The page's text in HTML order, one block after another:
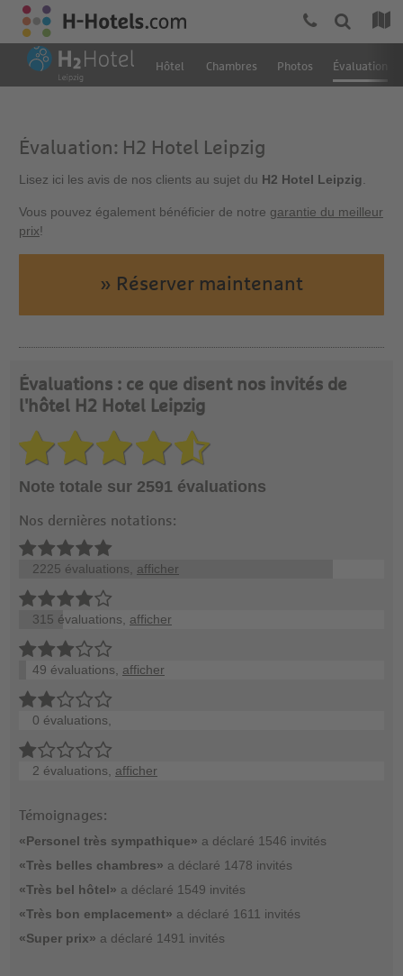
Hôtel Chambres Photos Évaluation
Évaluation: H2 Hotel Leipzig
Lisez ici les avis de nos clients au sujet du H2 Hotel Leipzig
Vous pouvez également bénéficier de notre garantie du meilleur
prix!
» Réserver maintenant
Évaluations : ce que disent nos invités de
l'hôtel H2 Hotel Leipzig
Note totale sur 2591 évaluations
Nos dernières notations:
2225 évaluations, afficher
315 évaluations, afficher
49 évaluations, afficher
0 évaluations,
2 évaluations, afficher
Témoignages:
«Personel très sympathique» a déclaré 1546 invités
«Très belles chambres» a déclaré 1478 invités
«Très bel hôtel» a déclaré 1549 invités
«Très bon emplacement» a déclaré 1611 invités
«Super prix» a déclaré 1491 invités